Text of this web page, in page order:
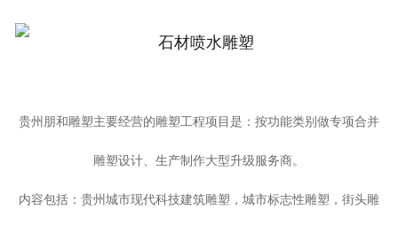
贵州朋和雕塑主要经营的雕塑工程项目是：按功能类别做专项合并
雕塑设计、生产制作大型升级服务商。
内容包括：贵州城市现代科技建筑雕塑，城市标志性雕塑，街头雕